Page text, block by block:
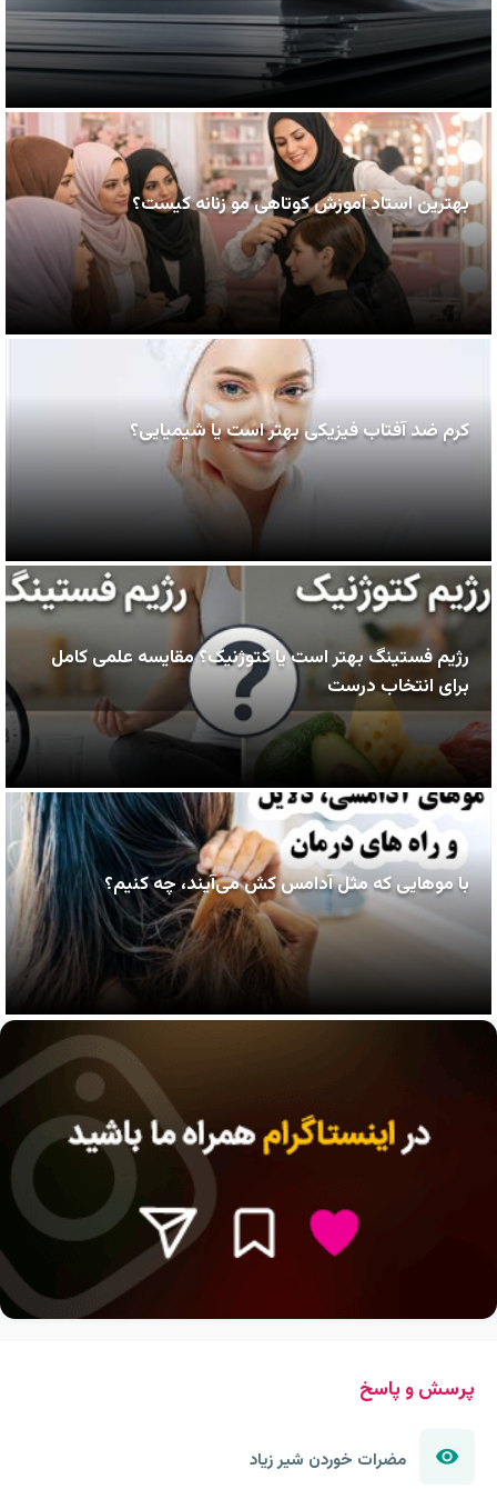
بهترین استاد آموزش کوتاهی مو زنانه کیست؟
کرم ضد آفتاب فیزیکی بهتر است یا شیمیایی؟
رژیم فستینگ بهتر است یا کتوژنیک؟ مقایسه علمی کامل
برای انتخاب درست
با موهایی که مثل آدامس کش می‌آیند، چه کنیم؟
پرسش و پاسخ
مضرات خوردن شیر زیاد